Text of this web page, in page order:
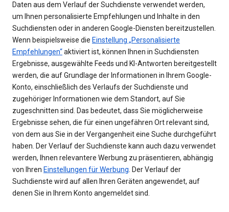
Daten aus dem Verlauf der Suchdienste verwendet werden,
um Ihnen personalisierte Empfehlungen und Inhalte in den
Suchdiensten oder in anderen Google-Diensten bereitzustellen.
Wenn beispielsweise die Einstellung „Personalisierte
Empfehlungen“aktiviert ist, können Ihnen in Suchdiensten
Ergebnisse, ausgewählte Feeds und KI-Antworten bereitgestellt
werden, die auf Grundlage der Informationen in Ihrem Google-
Konto, einschließlich des Verlaufs der Suchdienste und
zugehöriger Informationen wie dem Standort, auf Sie
zugeschnitten sind. Das bedeutet, dass Sie möglicherweise
Ergebnisse sehen, die für einen ungefähren Ort relevant sind,
von dem aus Sie in der Vergangenheit eine Suche durchgeführt
haben. Der Verlauf der Suchdienste kann auch dazu verwendet
werden, Ihnen relevantere Werbung zu präsentieren, abhängig
von Ihren Einstellungen für Werbung. Der Verlauf der
Suchdienste wird auf allen Ihren Geräten angewendet, auf
denen Sie in Ihrem Konto angemeldet sind.